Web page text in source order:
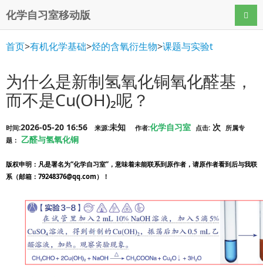
化学自习室移动版 导航
首页>有机化学基础>烃的含氧衍生物>课题与实验t
为什么是新制氢氧化铜氧化醛基，
而不是Cu(OH)₂呢？
时间:2026-05-20 16:56 来源:未知 作者:化学自习室 点击: 次
所属专
题： 乙醛与氢氧化铜
版权申明 ：凡是署名为“化学自习室”，意味着未能联系到原作者，请原作者看到后与我联
系（邮箱：79248376@qq.com）！